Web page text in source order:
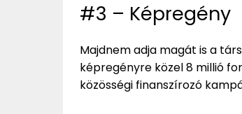
#3 – Képregény
Majdnem adja magát is a
képregényre közel 8 millió
közösségi finanszírozó